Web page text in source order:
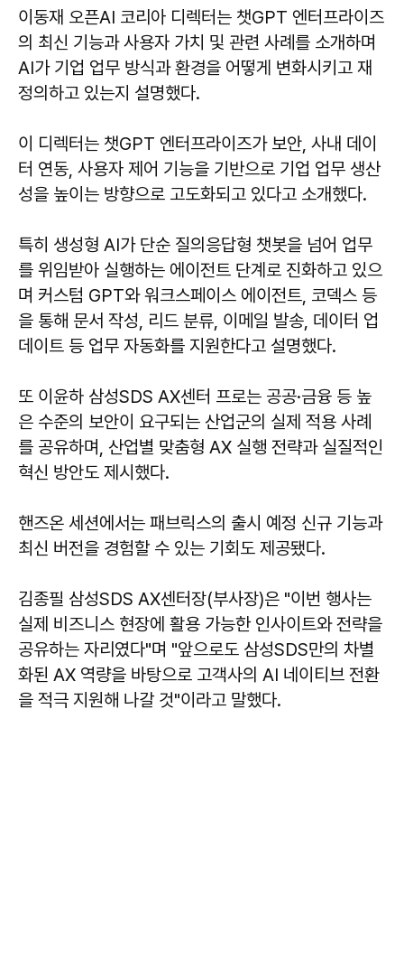
이동재 오픈AI 코리아 디렉터는 챗GPT 엔터프라이즈
의 최신 기능과 사용자 가치 및 관련 사례를 소개하며
AI가 기업 업무 방식과 환경을 어떻게 변화시키고 재
정의하고 있는지 설명했다.
이 디렉터는 챗GPT 엔터프라이즈가 보안, 사내 데이
터 연동, 사용자 제어 기능을 기반으로 기업 업무 생산
성을 높이는 방향으로 고도화되고 있다고 소개했다.
특히 생성형 AI가 단순 질의응답형 챗봇을 넘어 업무
를 위임받아 실행하는 에이전트 단계로 진화하고 있으
며 커스텀 GPT와 워크스페이스 에이전트, 코덱스 등
을 통해 문서 작성, 리드 분류, 이메일 발송, 데이터 업
데이트 등 업무 자동화를 지원한다고 설명했다.
또 이윤하 삼성SDS AX센터 프로는 공공·금융 등 높
은 수준의 보안이 요구되는 산업군의 실제 적용 사례
를 공유하며, 산업별 맞춤형 AX 실행 전략과 실질적인
혁신 방안도 제시했다.
핸즈온 세션에서는 패브릭스의 출시 예정 신규 기능과
최신 버전을 경험할 수 있는 기회도 제공됐다.
김종필 삼성SDS AX센터장(부사장)은 "이번 행사는
실제 비즈니스 현장에 활용 가능한 인사이트와 전략을
공유하는 자리였다"며 "앞으로도 삼성SDS만의 차별
화된 AX 역량을 바탕으로 고객사의 AI 네이티브 전환
을 적극 지원해 나갈 것"이라고 말했다.